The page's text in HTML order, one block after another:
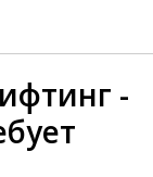
-